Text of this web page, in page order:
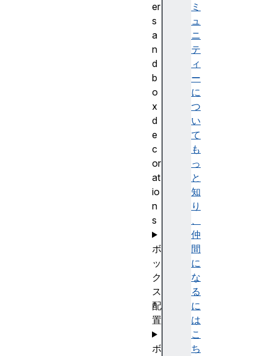
ミ
ュ
ニ
テ
ィ
ー
に
つ
い
て
も
っ
と
知
り
、
仲
間
に
な
る
に
は
こ
ち
er
s
a
n
d
b
o
x
d
e
c
or
at
io
n
s
ボ
ッ
ク
ス
配
置
ボ